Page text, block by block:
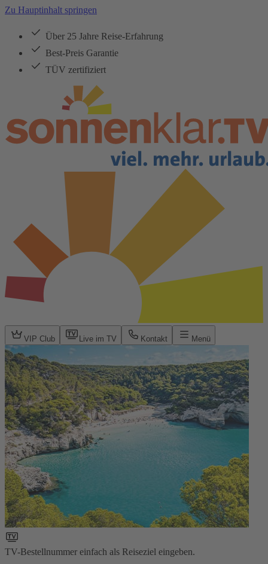
Zu Hauptinhalt springen
Über 25 Jahre Reise-Erfahrung
Best-Preis Garantie
TÜV zertifiziert
VIP Club Live im TV Kontakt Menü
TV-Bestellnummer einfach als Reiseziel eingeben.